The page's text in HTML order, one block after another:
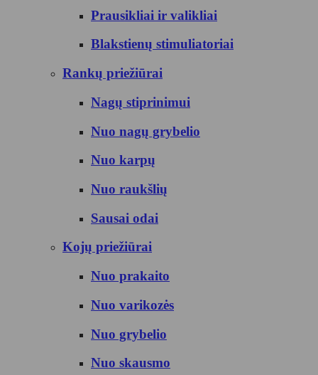
Prausikliai ir valikliai
Blakstienų stimuliatoriai
Rankų priežiūrai
Nagų stiprinimui
Nuo nagų grybelio
Nuo karpų
Nuo raukšlių
Sausai odai
Kojų priežiūrai
Nuo prakaito
Nuo varikozės
Nuo grybelio
Nuo skausmo